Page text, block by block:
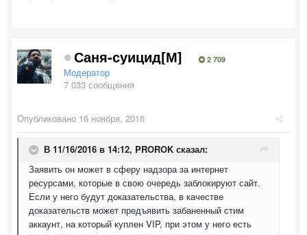
Саня-суицид[М] 2 709
Модератор
7 033 сообщения
Опубликовано 16 ноября, 2016
В 11/16/2016 в 14:12, PROROK сказал:
Заявить он может в сферу надзора за интернет
ресурсами, которые в свою очередь заблокируют сайт.
Если у него будут доказательства, в качестве
доказательств может предъявить забаненный стим
аккаунт, на который куплен VIP, при этом у него есть